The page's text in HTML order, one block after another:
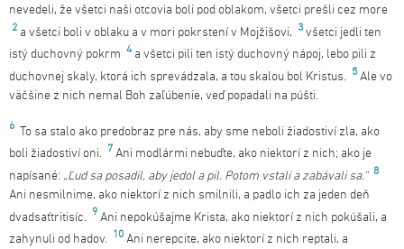
nevedeli, že všetci naši otcovia boli pod oblakom, všetci prešli cez more
2 a všetci boli v oblaku a v mori pokrstení v Mojžišovi, 3 všetci jedli ten
istý duchovný pokrm 4 a všetci pili ten istý duchovný nápoj, lebo pili z
duchovnej skaly, ktorá ich sprevádzala, a tou skalou bol Kristus. 5 Ale vo
väčšine z nich nemal Boh zaľúbenie, veď popadali na púšti.
6 To sa stalo ako predobraz pre nás, aby sme neboli žiadostiví zla, ako
boli žiadostiví oni. 7 Ani modlármi nebuďte, ako niektorí z nich; ako je
napísané: „Ľud sa posadil, aby jedol a pil. Potom vstali a zabávali sa.“ 8
Ani nesmilnime, ako niektorí z nich smilnili, a padlo ich za jeden deň
dvadsaťtritisíc. 9 Ani nepokúšajme Krista, ako niektorí z nich pokúšali, a
zahynuli od hadov. 10 Ani nerepcite, ako niektorí z nich reptali, a